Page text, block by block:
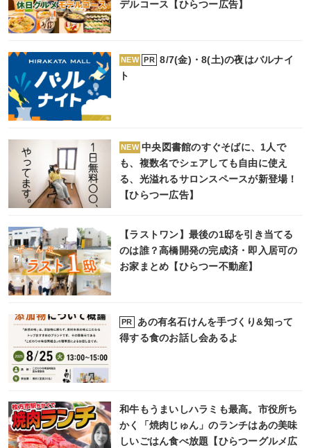
デルコース【ひらつー広告】
NEW PR
8/7(金)・8(土)の夜はバルナイ
ト
NEW 中央図書館のすぐそばに、1人で
も、複数名でシェアしても自由に使え
る、光溢れるサロンスペースが新登場！
【ひらつー広告】
【ラストワン】最後の1邸を引き当てる
のは誰？高橋開発の完成済・即入居可の
お家まとめ【ひらつー不動産】
PR
あの有名石けんを手づくり&知って
得する食のお話し会あるよ
和牛もうまいしハラミも最高。市役所ち
かく「焼肉じゅん」のランチはあの美味
しいごはん食べ放題【ひらつーグルメ広